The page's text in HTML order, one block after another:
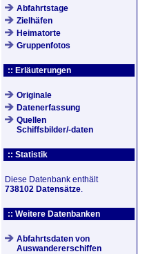
Abfahrtstage
Zielhäfen
Heimatorte
Gruppenfotos
:: Erläuterungen
Originale
Datenerfassung
Quellen
Schiffsbilder/-daten
:: Statistik
Diese Datenbank enthält
738102 Datensätze.
:: Weitere Datenbanken
Abfahrtsdaten von
Auswandererschiffen